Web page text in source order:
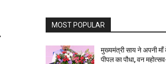
MOST POPULAR
मुख्यमंत्री साय ने अपनी माँ
पीपल का पौधा, वन